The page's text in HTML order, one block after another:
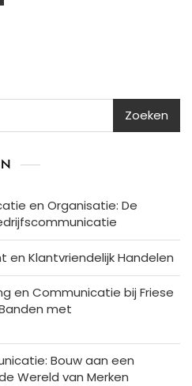
Zoeken
en Organisatie: De
en Klantvriendelijk Handelen
en Communicatie bij Friese
met
Bouw aan een
Wereld van Merken